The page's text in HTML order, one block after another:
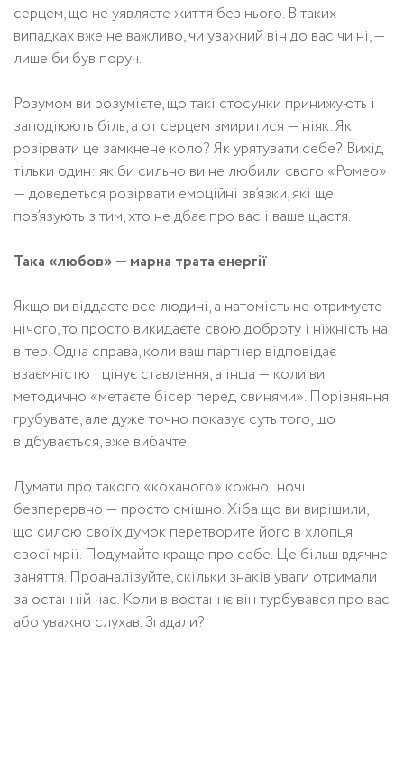
серцем, що не уявляєте життя без нього. В таких
випадках вже не важливо, чи уважний він до вас чи ні, —
лише би був поруч.
Розумом ви розумієте, що такі стосунки принижують і
заподіюють біль, а от серцем змиритися — ніяк. Як
розірвати це замкнене коло? Як урятувати себе? Вихід
тільки один: як би сильно ви не любили свого «Ромео»
— доведеться розірвати емоційні зв’язки, які ще
пов’язують з тим, хто не дбає про вас і ваше щастя.
Така «любов» — марна трата енергії
Якщо ви віддаєте все людині, а натомість не отримуєте
нічого, то просто викидаєте свою доброту і ніжність на
вітер. Одна справа, коли ваш партнер відповідає
взаємністю і цінує ставлення, а інша — коли ви
методично «метаєте бісер перед свинями». Порівняння
грубувате, але дуже точно показує суть того, що
відбувається, вже вибачте.
Думати про такого «коханого» кожної ночі
безперервно — просто смішно. Хіба що ви вирішили,
що силою своїх думок перетворите його в хлопця
своєї мрії. Подумайте краще про себе. Це більш вдячне
заняття. Проаналізуйте, скільки знаків уваги отримали
за останній час. Коли в востаннє він турбувався про вас
або уважно слухав. Згадали?